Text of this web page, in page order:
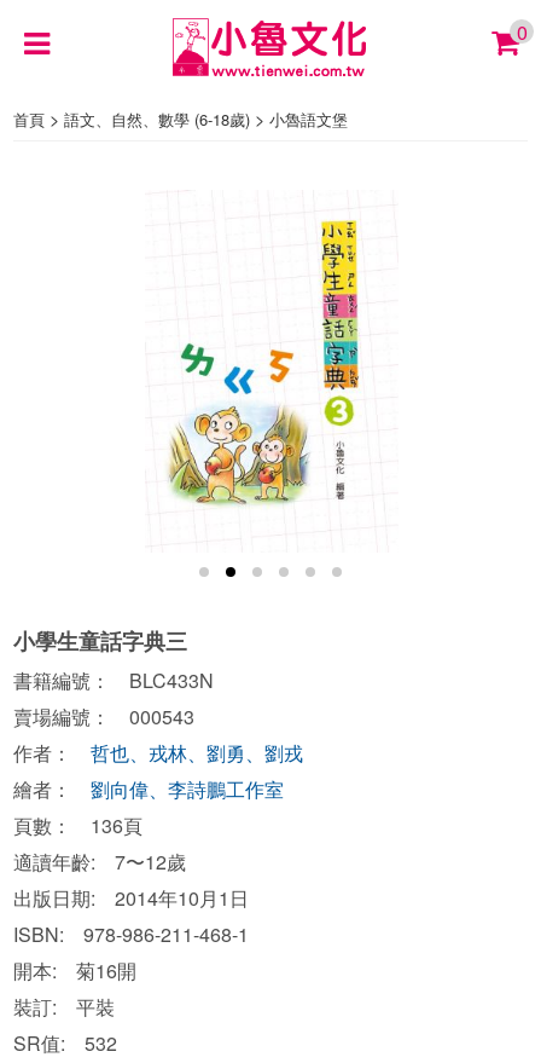
0
首頁 >語文、自然、數學 (6-18歲) >小魯語文堡
小學生童話字典三
書籍編號： BLC433N
賣場編號： 000543
作者：哲也、戎林、劉勇、劉戎
繪者：劉向偉、李詩鵬工作室
頁數： 136頁
適讀年齡: 7〜12歲
出版日期: 2014年10月1日
ISBN: 978-986-211-468-1
開本: 菊16開
裝訂: 平裝
SR值: 532